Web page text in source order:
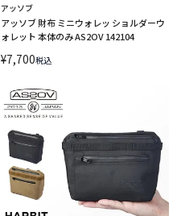
アッソブ
アッソブ 財布 ミニウォレッ ショルダーウ
ォレット 本体のみ AS2OV 142104
¥7,700税込